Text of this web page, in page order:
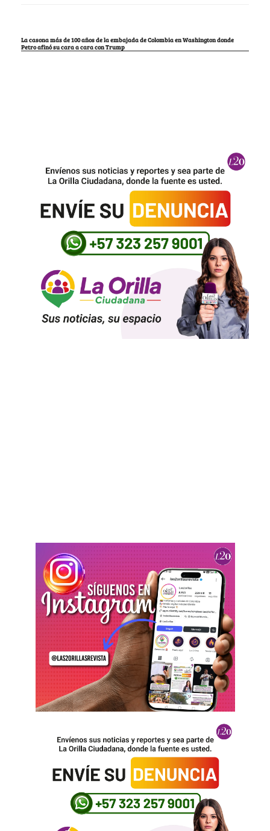
La casona más de 100 años de la embajada de Colombia en Washington donde
Petro afinó su cara a cara con Trump